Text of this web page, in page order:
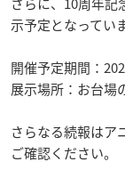
示予定となってい
開催予定期間：
展示場所：お台場
さらなる続報はア
ご確認ください。